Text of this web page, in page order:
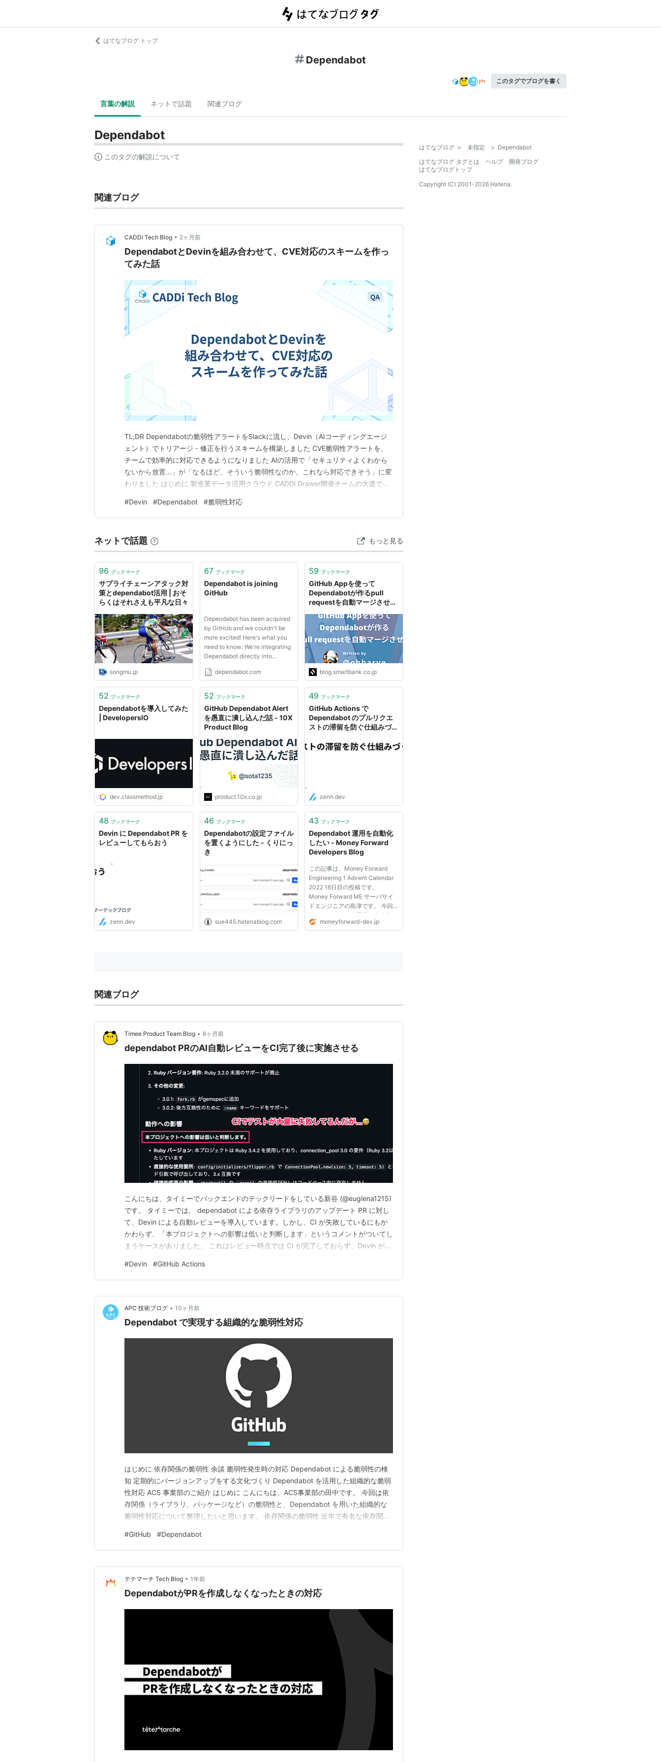
はてなブログ トップ
Dependabot
このタグでブログを書く
言葉の解説 ネットで話題 関連ブログ
Dependabot
このタグの解説について
関連ブログ
CADDi Tech Blog • 2ヶ月前
DependabotとDevinを組み合わせて、CVE対応のスキームを作っ
てみた話
TL;DR Dependabotの脆弱性アラートをSlackに流し、Devin（AIコーディングエージ
ェント）でトリアージ・修正を行うスキームを構築しました CVE脆弱性アラートを、
チームで効率的に対応できるようになりました AIの活用で「セキュリティよくわから
ないから放置...」が「なるほど、そういう脆弱性なのか。これなら対応できそう」に変
わりました はじめに 製造業データ活用クラウド CADDi Drawer開発チームの大道で
んか？ 「あ、また増えてる...まあ今は忙しいし、後で見よう」って思っちゃいませ…
#Devin #Dependabot #脆弱性対応
ネットで話題 もっと見る
96 ブックマーク
サプライチェーンアタック対
策とdependabot活用 | おそ
らくはそれさえも平凡な日々
songmu.jp
67 ブックマーク
Dependabot is joining
GitHub
Dependabot has been acquired
by GitHub and we couldn't be
more excited! Here's what you
need to know: We're integrating
Dependabot directly into
PRs 👮‍♂️ You can still install
Marketplace whilst we integrate
dependabot.com
59 ブックマーク
GitHub Appを使って
Dependabotが作るpull
requestを自動マージさせる
blog.smartbank.co.jp
52 ブックマーク
Dependabotを導入してみた
| DevelopersIO
dev.classmethod.jp
52 ブックマーク
GitHub Dependabot Alert
を愚直に潰し込んだ話 - 10X
Product Blog
product.10x.co.jp
49 ブックマーク
GitHub Actions で
Dependabot のプルリクエ
ストの滞留を防ぐ仕組みづく
zenn.dev
48 ブックマーク
Devin に Dependabot PR を
レビューしてもらおう
zenn.dev
46 ブックマーク
Dependabotの設定ファイル
を置くようにした - くりにっ
き
sue445.hatenablog.com
43 ブックマーク
Dependabot 運用を自動化
したい - Money Forward
Developers Blog
この記事は、Money Forward
Engineering 1 Advent Calendar
2022 16日目の投稿です。
Money Forward ME サーバサイ
ドエンジニアの島津です。 今回
は、Dependabot 運用の自動化に
ついて、ご紹介したいと思いま
moneyforward-dev.jp
関連ブログ
Timee Product Team Blog • 8ヶ月前
dependabot PRのAI自動レビューをCI完了後に実施させる
こんにちは、タイミーでバックエンドのテックリードをしている新谷 (@euglena1215)
です。 タイミーでは、 dependabot による依存ライブラリのアップデート PR に対し
て、Devin による自動レビューを導入しています。しかし、CI が失敗しているにもか
かわらず、「本プロジェクトへの影響は低いと判断します」というコメントがついてし
まうケースがありました。 これはレビュー時点では CI が完了しておらず、Devin がコ
CI 完了後にレビューを実施するよう、ワークフローを修正しました。 方法 従来の…
#Devin #GitHub Actions
APC 技術ブログ • 10ヶ月前
Dependabot で実現する組織的な脆弱性対応
はじめに 依存関係の脆弱性 余談 脆弱性発生時の対応 Dependabot による脆弱性の検
知 定期的にバージョンアップをする文化づくり Dependabot を活用した組織的な脆弱
性対応 ACS 事業部のご紹介 はじめに こんにちは、ACS事業部の田中です。 今回は依
存関係（ライブラリ、パッケージなど）の脆弱性と、Dependabot を用いた組織的な
脆弱性対応について整理したいと思います。 依存関係の脆弱性 近年で有名な依存関係
月、ログ出力ライブラリ「Apache Log4j 2」に脆弱性…
#GitHub #Dependabot
テテマーチ Tech Blog • 1年前
DependabotがPRを作成しなくなったときの対応
はてなブログ > 未指定 > Dependabot
はてなブログ タグとは
ヘルプ
開発ブログ
はてなブログトップ
Copyright (C) 2001-2026 Hatena.